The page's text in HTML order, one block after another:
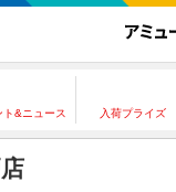
ト&ニュース 入荷プライズ